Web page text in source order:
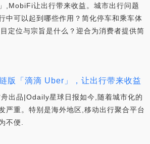
,MobiFi让出行带来收益。城市出行问题
中可以起到哪些作用？简化停车和乘车体
定位与宗旨是什么？迎合为消费者提供简
版「滴滴 Uber」，让出行带来收益
出品|Odaily星球日报如今,随着城市化的
严重。特别是海外地区,移动出行聚合平台
不便.